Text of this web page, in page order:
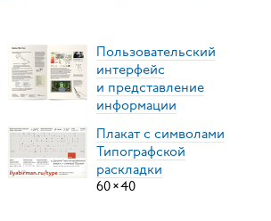
Пользовательский
интерфейс
и представление
информации
Плакат с символами
Типографской
раскладки
60×40